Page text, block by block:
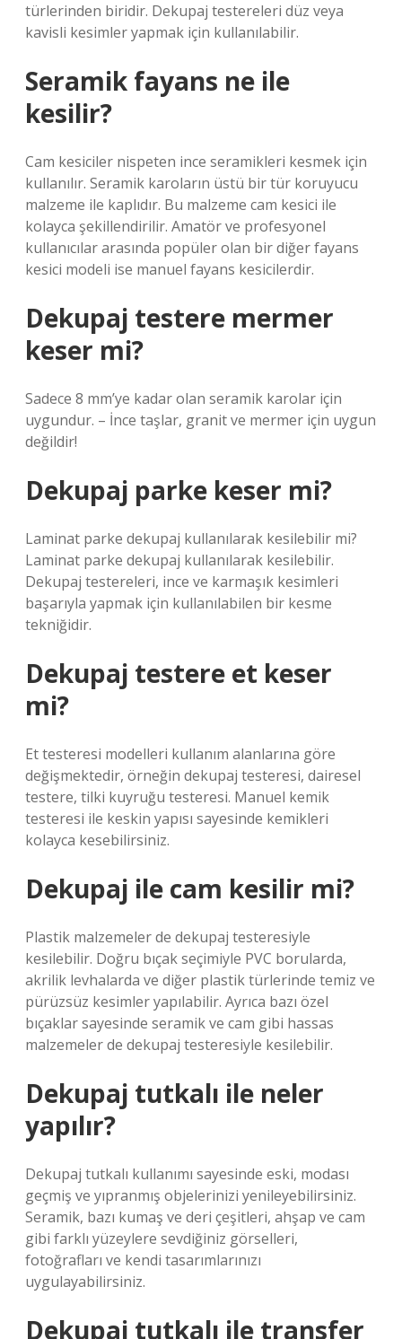
türlerinden biridir. Dekupaj testereleri düz veya
kavisli kesimler yapmak için kullanılabilir.
Seramik fayans ne ile
kesilir?
Cam kesiciler nispeten ince seramikleri kesmek için
kullanılır. Seramik karoların üstü bir tür koruyucu
malzeme ile kaplıdır. Bu malzeme cam kesici ile
kolayca şekillendirilir. Amatör ve profesyonel
kullanıcılar arasında popüler olan bir diğer fayans
kesici modeli ise manuel fayans kesicilerdir.
Dekupaj testere mermer
keser mi?
Sadece 8 mm’ye kadar olan seramik karolar için
uygundur. – İnce taşlar, granit ve mermer için uygun
değildir!
Dekupaj parke keser mi?
Laminat parke dekupaj kullanılarak kesilebilir mi?
Laminat parke dekupaj kullanılarak kesilebilir.
Dekupaj testereleri, ince ve karmaşık kesimleri
başarıyla yapmak için kullanılabilen bir kesme
tekniğidir.
Dekupaj testere et keser
mi?
Et testeresi modelleri kullanım alanlarına göre
değişmektedir, örneğin dekupaj testeresi, dairesel
testere, tilki kuyruğu testeresi. Manuel kemik
testeresi ile keskin yapısı sayesinde kemikleri
kolayca kesebilirsiniz.
Dekupaj ile cam kesilir mi?
Plastik malzemeler de dekupaj testeresiyle
kesilebilir. Doğru bıçak seçimiyle PVC borularda,
akrilik levhalarda ve diğer plastik türlerinde temiz ve
pürüzsüz kesimler yapılabilir. Ayrıca bazı özel
bıçaklar sayesinde seramik ve cam gibi hassas
malzemeler de dekupaj testeresiyle kesilebilir.
Dekupaj tutkalı ile neler
yapılır?
Dekupaj tutkalı kullanımı sayesinde eski, modası
geçmiş ve yıpranmış objelerinizi yenileyebilirsiniz.
Seramik, bazı kumaş ve deri çeşitleri, ahşap ve cam
gibi farklı yüzeylere sevdiğiniz görselleri,
fotoğrafları ve kendi tasarımlarınızı
uygulayabilirsiniz.
Dekupaj tutkalı ile transfer